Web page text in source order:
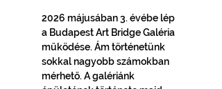
2026 májusában 3. évébe lép
a Budapest Art Bridge Galéria
működése. Ám történetünk
sokkal nagyobb számokban
mérhető. A galériánk